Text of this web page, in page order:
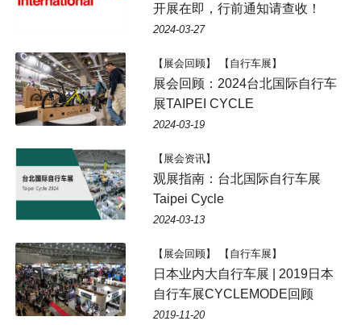
开展在即，行前通知请查收！
2024-03-27
【展会回顾】 【自行车展】
展会回顾：2024台北国际自行车
展TAIPEI CYCLE
2024-03-19
【展会资讯】
观展指南：台北国际自行车展
Taipei Cycle
2024-03-13
【展会回顾】 【自行车展】
日本业内大自行车展 | 2019日本
自行车展CYCLEMODE回顾
2019-11-20